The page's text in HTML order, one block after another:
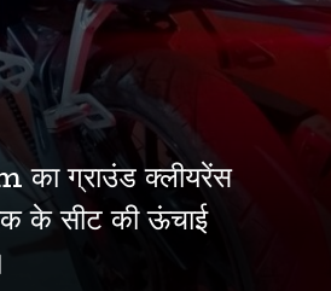
ग्राउंड क्लीयरेंस
के सीट की ऊंचाई